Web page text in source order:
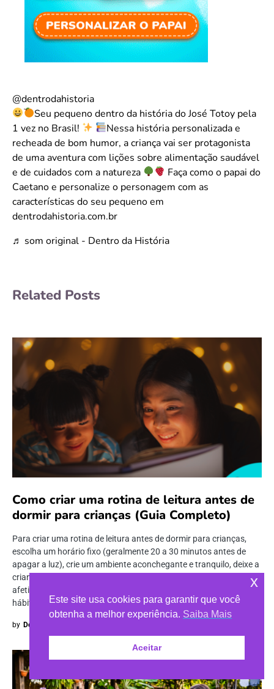
@dentrodahistoria
Seu pequeno dentro da história do José Totoy pela
1 vez no Brasil!
Nessa história personalizada e
recheada de bom humor, a criança vai ser protagonista
de uma aventura com lições sobre alimentação saudável
e de cuidados com a natureza
Faça como o papai do
Caetano e personalize o personagem com as
características do seu pequeno em
dentrodahistoria.com.br
♬ som original - Dentro da História
Related Posts
Como criar uma rotina de leitura antes de
dormir para crianças (Guia Completo)
Para criar uma rotina de leitura antes de dormir para crianças,
escolha um horário fixo (geralmente 20 a 30 minutos antes de
apagar a luz), crie um ambiente aconchegante e tranquilo, deixe a
criança escolher o livro e transforme o momento em um ritual
afetivo de conexão. Com consistência, em poucas semanas o
hábito se consolida naturalmente.
by Dentro da História
Este site usa cookies para garantir que você
obtenha a melhor experiência. Saiba Mais
Aceitar
x